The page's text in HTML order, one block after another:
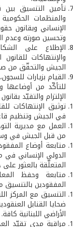
تأمين التنسيق بين
والمنظمات
الإنساني وبقانون
وتحسين صورته وعدم
الإطلاع على
والإنتهاكات
الجيش والتحقّق من
القيام بزيارات
للتأكّد من أوضاعها
الإلتزام والتقيّد
توثيق الإنتهاكات
في الجيش وتنظيم
العمل مع مديرية
من قبل الجيش في
متابعة أوضاع
الدولي الإنساني
المتعلّقة بالعثور
متابعة وحفظ
المفقودين بالتنسيق
التنسيق مع المركز
ضحايا القنابل
الأراضي اللبنانية كافة.
مراقبة مدى تقيّد